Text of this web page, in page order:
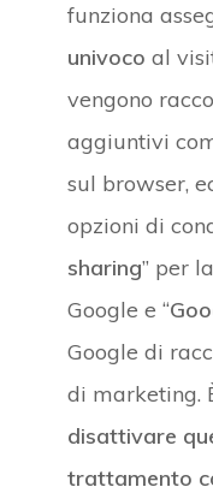
funziona
univoco al
vengono
aggiuntivi
sul browser,
opzioni di
sharing” per
Google e “
Google di
di marketing.
disattivare
trattamento